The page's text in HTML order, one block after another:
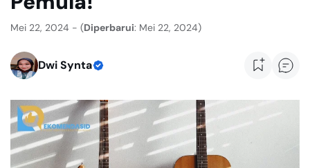
Mei 22, 2024 - (Diperbarui: Mei 22, 2024)
Dwi Synta